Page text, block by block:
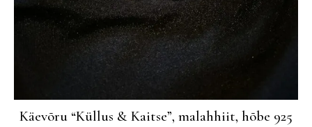
Käevõru “Küllus & Kaitse”, malahhiit, hõbe 925